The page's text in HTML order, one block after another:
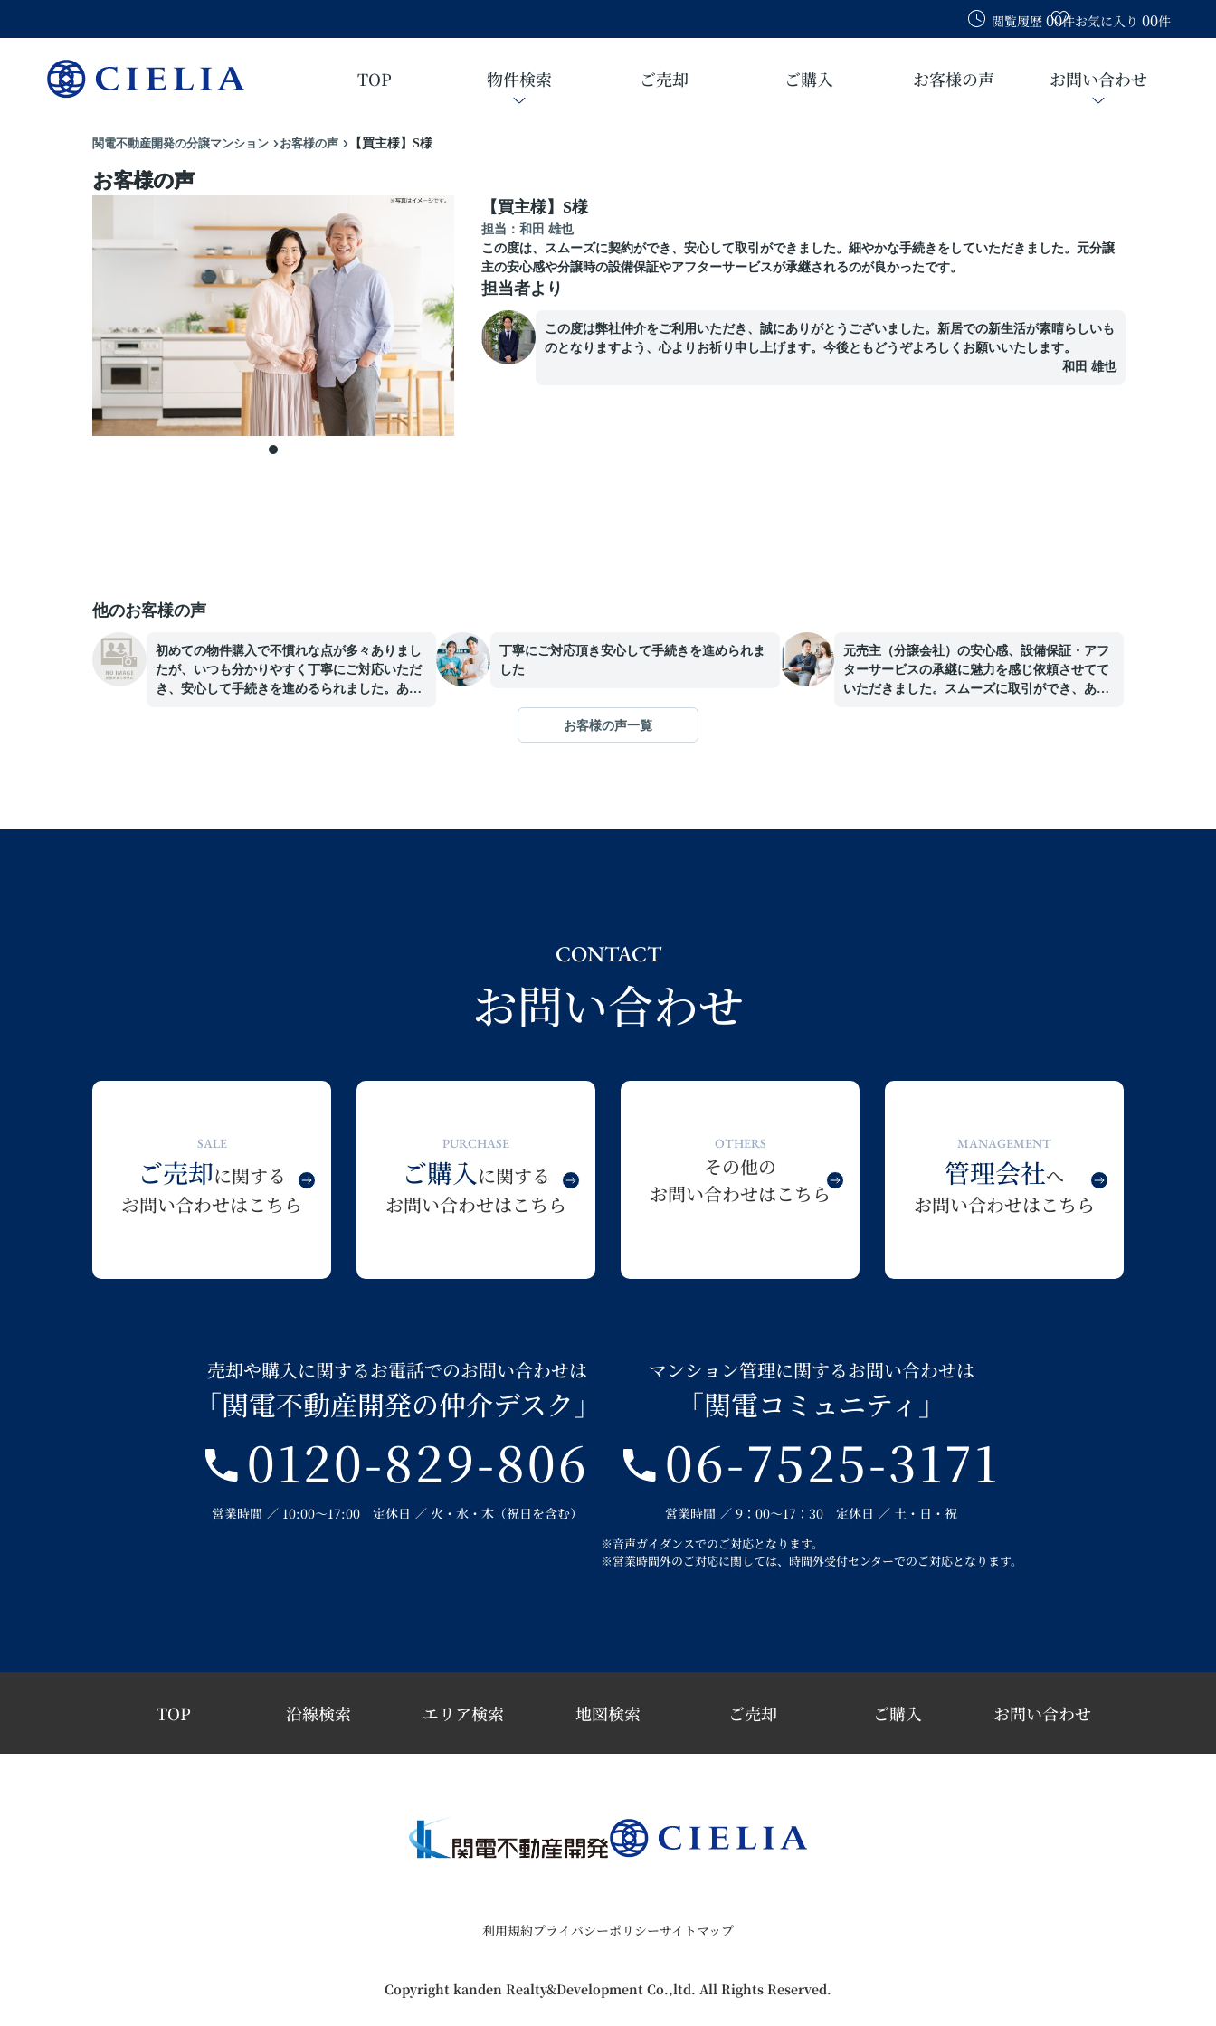
閲覧履歴 00件お気に入り 00件
TOP 物件検索 ご売却 ご購入 お客様の声 お問い合わせ
関電不動産開発の分譲マンション お客様の声 【買主様】S様
お客様の声
【買主様】S様
担当：和田 雄也
この度は、スムーズに契約ができ、安心して取引ができました。細やかな手続きをしていただきました。元分譲
主の安心感や分譲時の設備保証やアフターサービスが承継されるのが良かったです。
担当者より
この度は弊社仲介をご利用いただき、誠にありがとうございました。新居での新生活が素晴らしいも
のとなりますよう、心よりお祈り申し上げます。今後ともどうぞよろしくお願いいたします。
和田 雄也
他のお客様の声
初めての物件購入で不慣れな点が多々ありまし
たが、いつも分かりやすく丁寧にご対応いただ
き、安心して手続きを進めるられました。あり
丁寧にご対応頂き安心して手続きを進められま
した
元売主（分譲会社）の安心感、設備保証・アフ
ターサービスの承継に魅力を感じ依頼させてて
いただきました。スムーズに取引ができ、あり
お客様の声一覧
CONTACT
お問い合わせ
SALE
ご売却に関する
お問い合わせはこちら
PURCHASE
ご購入に関する
お問い合わせはこちら
OTHERS
その他の
お問い合わせはこちら
MANAGEMENT
管理会社へ
お問い合わせはこちら
売却や購入に関するお電話でのお問い合わせは
「関電不動産開発の仲介デスク」
0120-829-806
営業時間 ／ 10:00～17:00 定休日 ／ 火・水・木（祝日を含む）
マンション管理に関するお問い合わせは
「関電コミュニティ」
06-7525-3171
営業時間 ／ 9：00～17：30 定休日 ／ 土・日・祝
※音声ガイダンスでのご対応となります。
※営業時間外のご対応に関しては、時間外受付センターでのご対応となります。
TOP 沿線検索 エリア検索 地図検索 ご売却 ご購入 お問い合わせ
利用規約プライバシーポリシーサイトマップ
Copyright kanden Realty&Development Co.,ltd. All Rights Reserved.